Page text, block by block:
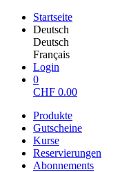
Startseite
Deutsch
Deutsch
Français
Login
0
CHF 0.00
Produkte
Gutscheine
Kurse
Reservierungen
Abonnements